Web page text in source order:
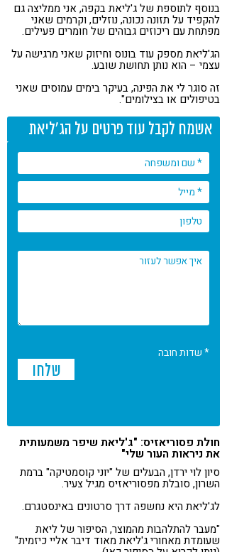
בנוסף לתוספת של ג'ליאת בקפה, אני ממליצה גם
להקפיד על תזונה נכונה, נוזלים, וקרמים שאני
מפתחת עם ריכוזים גבוהים של חומרים פעילים.
הג'ליאת מספק עוד בונוס וחיזוק שאני מרגישה על
עצמי – הוא נותן תחושת שובע.
זה סוגר לי את הפינה, בעיקר בימים עמוסים שאני
בטיפולים או בצילומים".
אשמח לקבל עוד פרטים על הג'ליאת
* שדות חובה
חולת פסוריאזיס: "ג'ליאת שיפר משמעותית
את ניראות העור שלי"
סיון לוי ירדן, הבעלים של "יוני קוסמטיקה" ברמת
השרון, סובלת מפסוריאזיס מגיל צעיר.
לג'ליאת היא נחשפה דרך סרטונים באינסטגרם.
"מעבר להתלהבות מהמוצר, הסיפור של ליאת
שעומדת מאחורי ג'ליאת מאוד דיבר אליי כיזמית"